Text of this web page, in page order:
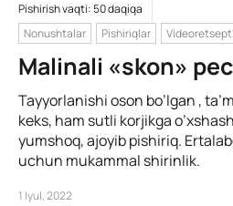
Pishirish vaqti: 50 daqiqa
Nonushtalar
Pishiriqlar
Malinali «skon»
Tayyorlanishi oson bo’lgan ,
keks, ham sutli korjikga
yumshoq, ajoyib pishiriq.
uchun mukammal shirinlik.
1 Iyul, 2022